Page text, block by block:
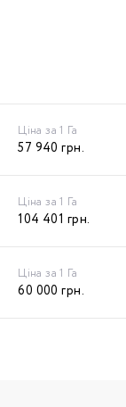
Ціна за 1 Га
57 940 грн.
Ціна за 1 Га
104 401 грн.
Ціна за 1 Га
60 000 грн.